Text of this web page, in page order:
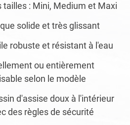
tailles : Mini, Medium et Maxi
solide et très glissant
robuste et résistant à l'eau
ou entièrement
selon le modèle
d'assise doux à l'intérieur
des règles de sécurité